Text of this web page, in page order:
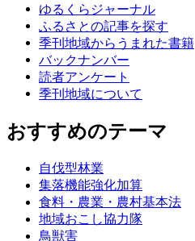
ゆるくらジャーナル
ふるさとの記事を探す
季刊地域からうまれた書籍
バックナンバー
読者アンケート
季刊地域について
おすすめのテーマ
自伐型林業
集落機能強化加算
食料・農業・農村基本法
地域おこし協力隊
鳥獣害